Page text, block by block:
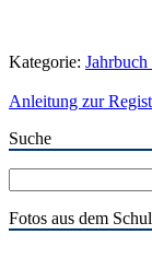
Kategorie:
Anleitung zur
Suche
nach:
Fotos aus dem